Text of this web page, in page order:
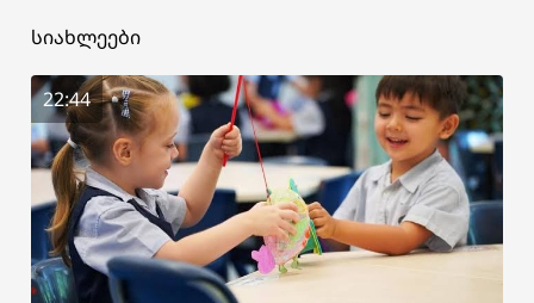
სიახლეები
22:44